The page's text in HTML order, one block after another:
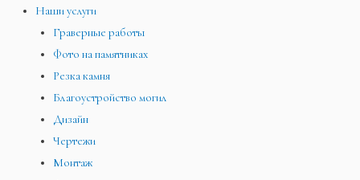
Наши услуги
Граверные работы
Фото на памятниках
Резка камня
Благоустройство могил
Дизайн
Чертежи
Монтаж